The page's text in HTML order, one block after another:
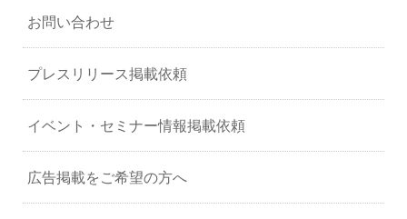
お問い合わせ
プレスリリース掲載依頼
イベント・セミナー情報掲載依頼
広告掲載をご希望の方へ